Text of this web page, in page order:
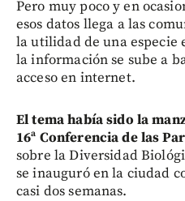
Pero muy poco y en
esos datos llega a las
la utilidad de una especie
la información se sube a
acceso en internet.
El tema había sido la
16ª Conferencia de las
sobre la Diversidad
se inauguró en la ciudad
casi dos semanas.